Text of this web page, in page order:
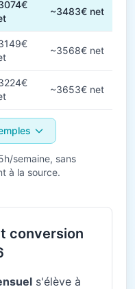
~3483€ net
~3568€ net
~3653€ net
semaine, sans
à la source.
conversion
s'élève à